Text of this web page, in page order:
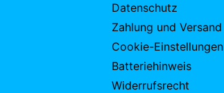
Datenschutz
Zahlung und Versand
Cookie-Einstellungen
Batteriehinweis
Widerrufsrecht